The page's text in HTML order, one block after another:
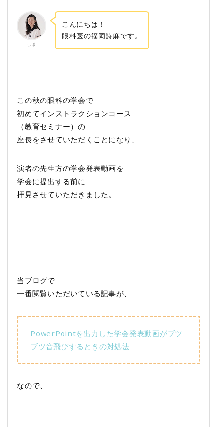
し ま
こんにちは！
眼科医の福岡詩麻です。
この秋の眼科の学会で
初めてインストラクションコース
（教育セミナー）の
座長をさせていただくことになり、
演者の先生方の学会発表動画を
学会に提出する前に
拝見させていただきました。
当ブログで
一番閲覧いただいている記事が、
PowerPointを出力した学会発表動画がブツ
ブツ音飛びするときの対処法
なので、